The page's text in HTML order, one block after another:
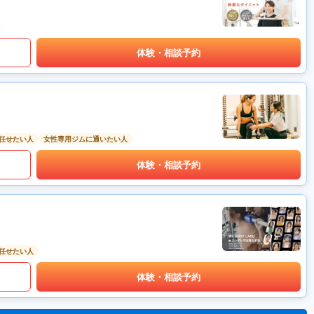
体験・相談予約
せたい人 女性専用ジムに通いたい人
体験・相談予約
せたい人
体験・相談予約